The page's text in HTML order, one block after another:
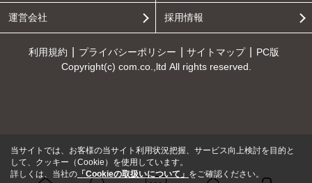
運営会社 採用情報
利用規約 プライバシーポリシー サイトマップ
PC版
Copyright(c) com.co.,ltd All rights reserved.
当サイトでは、お客様の当サイト利用状況把握、サービス向上検討を目的と
して、クッキー（Cookie）を使用しています。
詳しくは、当社の 「Cookieの取扱いについて」 をご確認ください。